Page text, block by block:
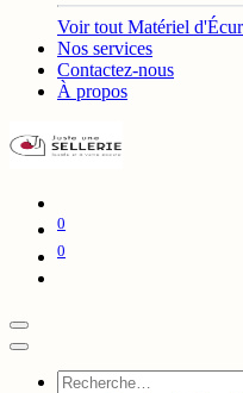
Voir tout Matériel
Nos services
Contactez-nous
À propos
0
0